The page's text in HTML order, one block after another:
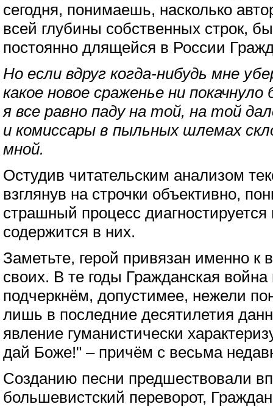
сегодня, понимаешь, насколько
всей глубины собственных строк,
постоянно длящейся в России
Но если вдруг когда-нибудь мне
какое новое сраженье ни
я все равно паду на той, на той
и комиссары в пыльных шлемах
мной.
Остудив читательским анализом
взглянув на строчки объективно,
страшный процесс
содержится в них.
Заметьте, герой привязан именно к
своих. В те годы Гражданская
подчеркнём, допустимее, нежели
лишь в последние десятилетия
явление гуманистически
дай Боже!" – причём с весьма
Созданию песни предшествовали
большевистский переворот,